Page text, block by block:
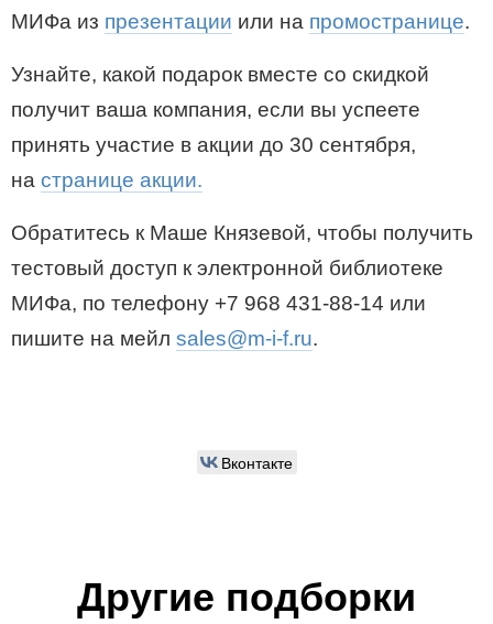
МИФа из презентации или на промостранице.
Узнайте, какой подарок вместе со скидкой
получит ваша компания, если вы успеете
принять участие в акции до 30 сентября,
на странице акции.
Обратитесь к Маше Князевой, чтобы получить
тестовый доступ к электронной библиотеке
МИФа, по телефону +7 968 431-88-14 или
пишите на мейл sales@m-i-f.ru.
Вконтакте
Другие подборки